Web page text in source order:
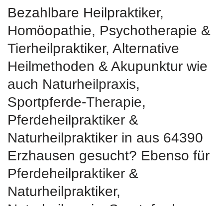
Bezahlbare Heilpraktiker,
‎Homöopathie, ‎Psychotherapie &
‎Tierheilpraktiker, Alternative
Heilmethoden & Akupunktur wie
auch Naturheilpraxis,
Sportpferde-Therapie,
Pferdeheilpraktiker &
Naturheilpraktiker in aus 64390
Erzhausen gesucht? Ebenso für
Pferdeheilpraktiker &
Naturheilpraktiker,